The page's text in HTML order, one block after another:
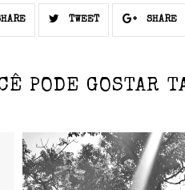
TWEET SHARE
PODE GOSTAR